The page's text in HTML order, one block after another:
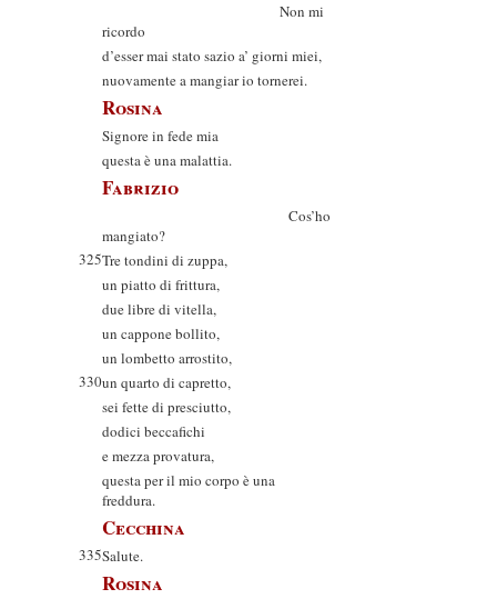
Non mi
ricordo
d’esser mai stato sazio a’ giorni miei,
nuovamente a mangiar io tornerei.
Rosina
Signore in fede mia
questa è una malattia.
Fabrizio
Cos’ho
mangiato?
325Tre tondini di zuppa,
un piatto di frittura,
due libre di vitella,
un cappone bollito,
un lombetto arrostito,
330un quarto di capretto,
sei fette di presciutto,
dodici beccafichi
e mezza provatura,
questa per il mio corpo è una
freddura.
Cecchina
335Salute.
Rosina